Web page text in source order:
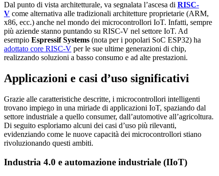
Dal punto di vista architetturale, va segnalata l’ascesa di RISC-
V come alternativa alle tradizionali architetture proprietarie (ARM,
x86, ecc.) anche nel mondo dei microcontrollori IoT. Infatti, sempre
più aziende stanno puntando su RISC-V nel settore IoT. Ad
esempio Espressif Systems (nota per i popolari SoC ESP32) ha
adottato core RISC-V per le sue ultime generazioni di chip,
realizzando soluzioni a basso consumo e ad alte prestazioni.
Applicazioni e casi d’uso significativi
Grazie alle caratteristiche descritte, i microcontrollori intelligenti
trovano impiego in una miriade di applicazioni IoT, spaziando dal
settore industriale a quello consumer, dall’automotive all’agricoltura.
Di seguito esploriamo alcuni dei casi d’uso più rilevanti,
evidenziando come le nuove capacità dei microcontrollori stiano
rivoluzionando questi ambiti.
Industria 4.0 e automazione industriale (IIoT)